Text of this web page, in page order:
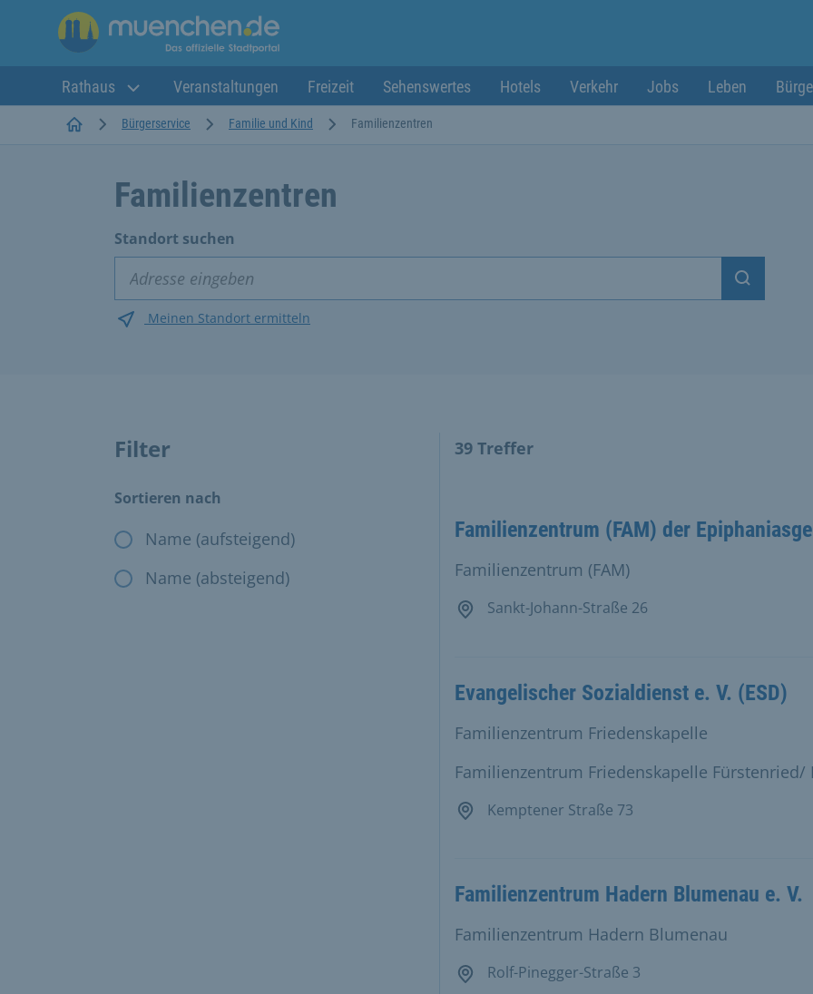
Rathaus Veranstaltungen Freizeit Sehenswertes Hotels Verkehr Jobs Leben
StartseiteBürgerservice Familie und Kind Familienzentren
Familienzentren
Standort suchen
Suchen
Meinen Standort ermitteln
Filter
Das Ändern der Filter, ändert die angezeigten Ergebnisse in der Ergebnisliste und Karte.
Sortieren nach
Name (aufsteigend)
Name (absteigend)
39Treffer
Familienzentrum (FAM) der
Familienzentrum (FAM)
Sankt-Johann-Straße 26
Familienzentrum Friedenskapelle
Evangelischer Sozialdienst e. V. (ESD)
Familienzentrum Friedenskapelle
Kemptener Straße 73
Familienzentrum Hadern Blumenau e. V.
Familienzentrum Hadern Blumenau
Rolf-Pinegger-Straße 3